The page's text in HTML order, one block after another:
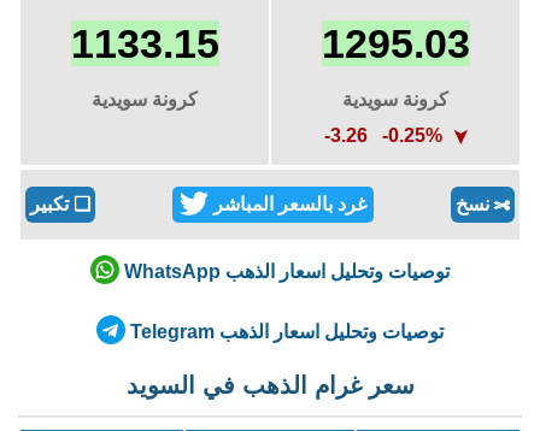
1295.03
كرونة سويدية
-3.26 -0.25%
➤
1133.15
كرونة سويدية
✄ نسخ غرد بالسعر المباشر ❏تكبير
توصيات وتحليل اسعار الذهب WhatsApp
توصيات وتحليل اسعار الذهب Telegram
سعر غرام الذهب في السويد